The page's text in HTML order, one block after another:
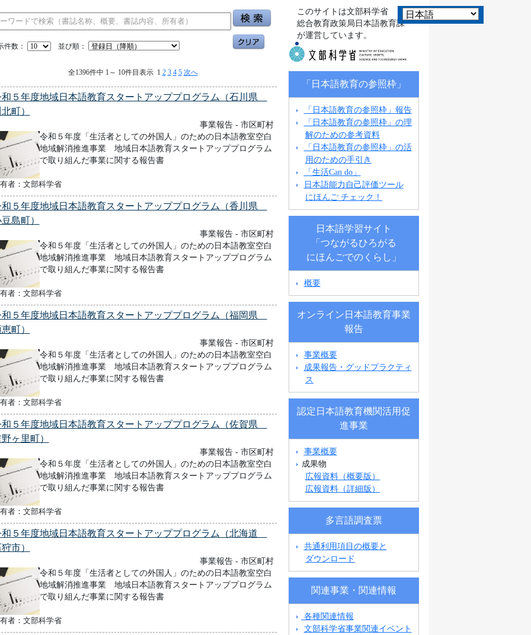
件数： 並び順：
全1396件中 1～ 10件目表示 1 2 3 4 5 次へ
５年度地域日本語教育スタートアッププログラム（石川県
町）
事業報告 - 市区町村
令和５年度「生活者としての外国人」のための日本語教室空白
地域解消推進事業 地域日本語教育スタートアッププログラム
で取り組んだ事業に関する報告書
者：文部科学省
５年度地域日本語教育スタートアッププログラム（香川県
島町）
事業報告 - 市区町村
令和５年度「生活者としての外国人」のための日本語教室空白
地域解消推進事業 地域日本語教育スタートアッププログラム
で取り組んだ事業に関する報告書
者：文部科学省
５年度地域日本語教育スタートアッププログラム（福岡県
町）
事業報告 - 市区町村
令和５年度「生活者としての外国人」のための日本語教室空白
地域解消推進事業 地域日本語教育スタートアッププログラム
で取り組んだ事業に関する報告書
者：文部科学省
５年度地域日本語教育スタートアッププログラム（佐賀県
ヶ里町）
事業報告 - 市区町村
令和５年度「生活者としての外国人」のための日本語教室空白
地域解消推進事業 地域日本語教育スタートアッププログラム
で取り組んだ事業に関する報告書
者：文部科学省
５年度地域日本語教育スタートアッププログラム（北海道
市）
事業報告 - 市区町村
令和５年度「生活者としての外国人」のための日本語教室空白
地域解消推進事業 地域日本語教育スタートアッププログラム
で取り組んだ事業に関する報告書
者：文部科学省
このサイトは文部科学省
総合教育政策局日本語教育課
が運営しています。
「日本語教育の参照枠」
「日本語教育の参照枠」報告
「日本語教育の参照枠」の理
解のための参考資料
「日本語教育の参照枠」の活
用のための手引き
「生活Can do」
日本語能力自己評価ツール
にほんご チェック！
日本語学習サイト
「つながるひろがる
にほんごでのくらし」
概要
オンライン日本語教育事業
報告
事業概要
成果報告・グッドプラクティ
ス
認定日本語教育機関活用促
進事業
事業概要
成果物
広報資料（概要版）
広報資料（詳細版）
多言語調査票
共通利用項目の概要と
ダウンロード
関連事業・関連情報
各種関連情報
文部科学省事業関連イベント